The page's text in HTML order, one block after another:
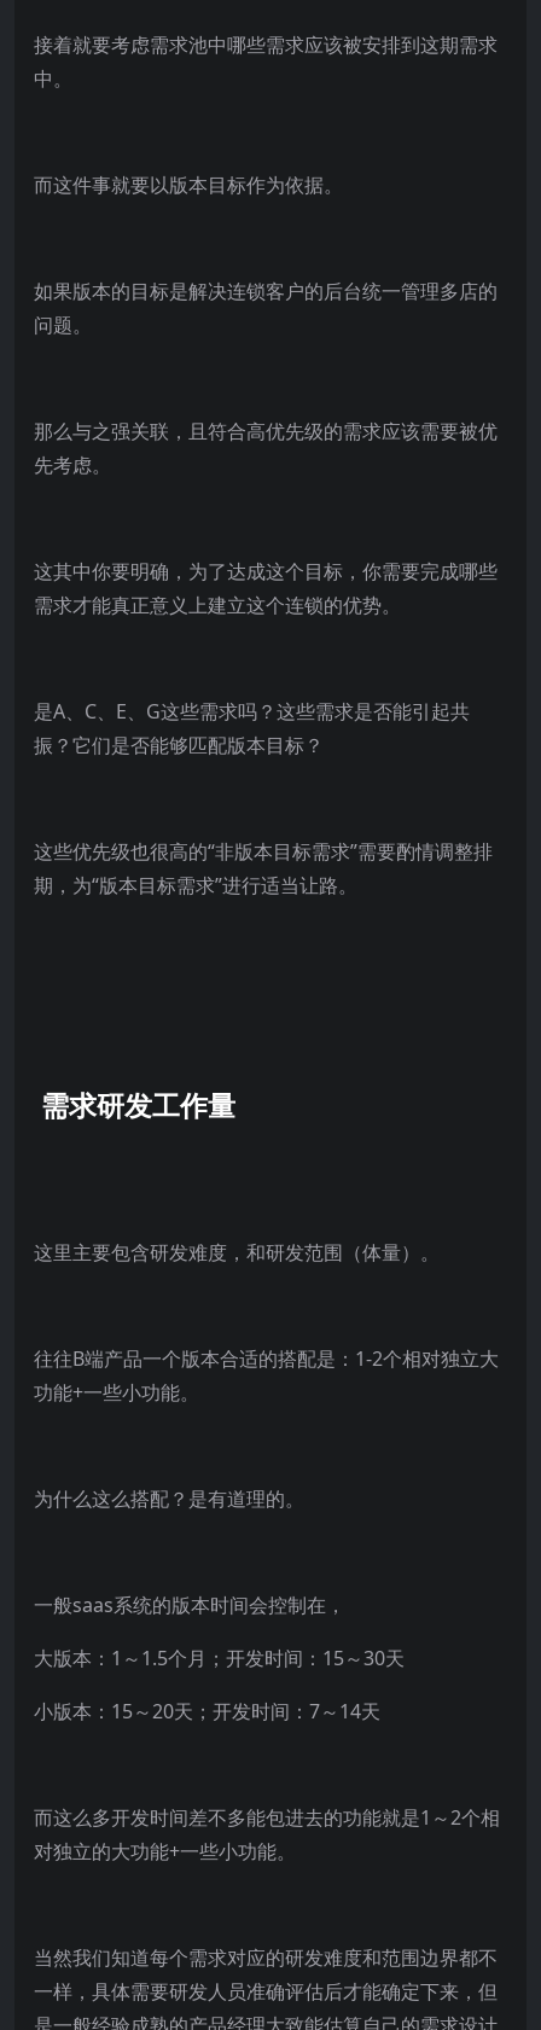
接着就要考虑需求池中哪些需求应该被安排到这期需求
中。
而这件事就要以版本目标作为依据。
如果版本的目标是解决连锁客户的后台统一管理多店的
问题。
那么与之强关联，且符合高优先级的需求应该需要被优
先考虑。
这其中你要明确，为了达成这个目标，你需要完成哪些
需求才能真正意义上建立这个连锁的优势。
是A、C、E、G这些需求吗？这些需求是否能引起共
振？它们是否能够匹配版本目标？
这些优先级也很高的“非版本目标需求”需要酌情调整排
期，为“版本目标需求”进行适当让路。
需求研发工作量
这里主要包含研发难度，和研发范围（体量）。
往往B端产品一个版本合适的搭配是：1-2个相对独立大
功能+一些小功能。
为什么这么搭配？是有道理的。
一般saas系统的版本时间会控制在，
大版本：1～1.5个月；开发时间：15～30天
小版本：15～20天；开发时间：7～14天
而这么多开发时间差不多能包进去的功能就是1～2个相
对独立的大功能+一些小功能。
当然我们知道每个需求对应的研发难度和范围边界都不
一样，具体需要研发人员准确评估后才能确定下来，但